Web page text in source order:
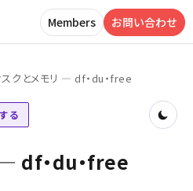
Members お問い合わせ
スクとメモリ ― df・du・free
る
― df・du・free